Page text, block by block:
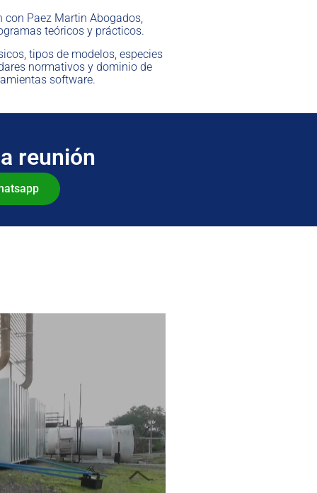
con Paez Martin Abogados,
teóricos y prácticos.
tipos de modelos, especies
normativos y dominio de
software.
reunión